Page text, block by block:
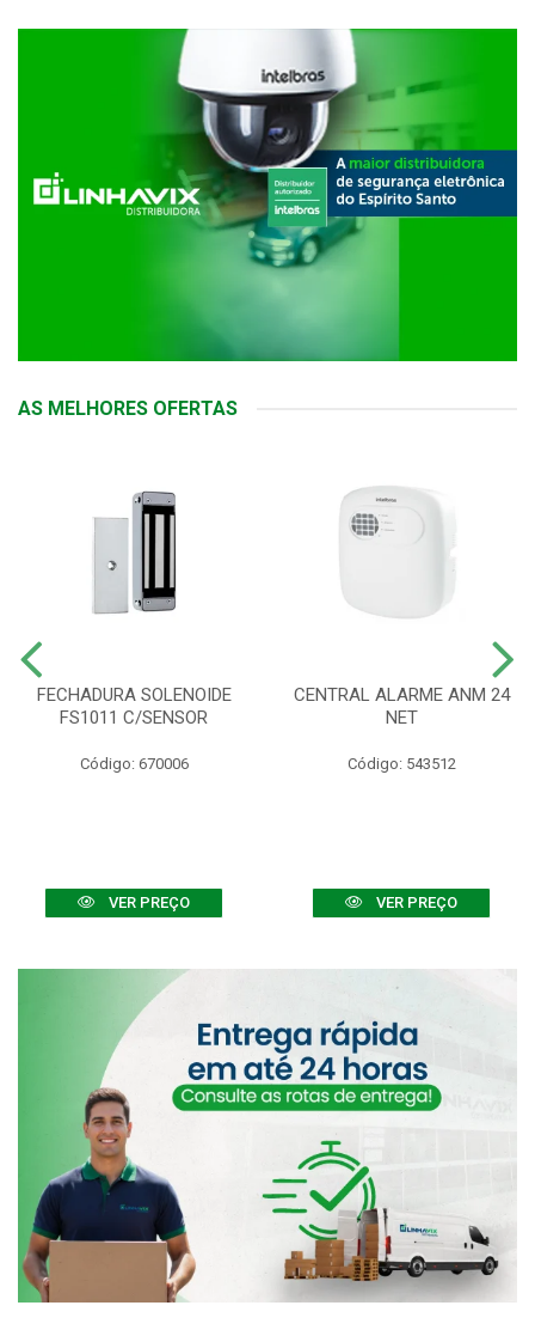
AS MELHORES OFERTAS
FECHADURA SOLENOIDE
FS1011 C/SENSOR
Código: 670006
VER PREÇO
CENTRAL ALARME ANM 24
NET
Código: 543512
VER PREÇO